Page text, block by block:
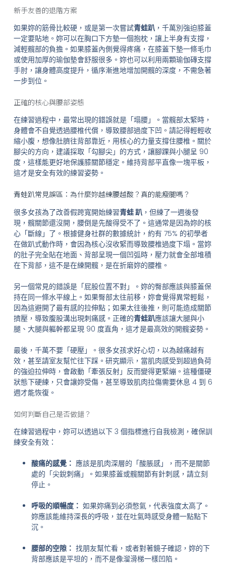
新手友善的退階方案
如果妳的筋骨比較硬，或是第一次嘗試青蛙趴，千萬別強迫膝蓋
一定要貼地。妳可以在胸口下方墊一個抱枕，讓上半身有支撐，
減輕髖部的負擔。如果膝蓋內側覺得疼痛，在膝蓋下墊一條毛巾
或使用加厚的瑜伽墊會舒服很多。妳也可以利用兩顆瑜伽磚支撐
手肘，讓身體高度提升，循序漸進地增加開髖的深度，不需急著
一步到位。
正確的核心與腰部姿態
在練習過程中，最常出現的錯誤就是「塌腰」。當髖部太緊時，
身體會不自覺透過腰椎代償，導致腰部過度下凹。請記得輕輕收
縮小腹，想像肚臍往背部靠近，用核心的力量支撐住腰椎。關於
腳尖的方向，建議採取「勾腳尖」的方式，讓腳踝與小腿呈 90
度，這樣能更好地保護膝關節穩定。維持背部平直像一塊平板，
這才是安全有效的練習姿勢。
青蛙趴常見誤區：為什麼妳越練腰越酸？真的能瘦腿嗎？
很多女孩為了改善假跨寬開始練習青蛙 趴，但練了一週後發
現，髖關節還沒開，腰倒是先酸得受不了。這通常是因為妳的核
心「斷線」了。根據健身社群的數據統計，約有 75% 的初學者
在做趴式動作時，會因為核心沒收緊而導致腰椎過度下塌。當妳
的肚子完全貼在地面、背部呈現一個凹弧時，壓力就會全部堆積
在下背部，這不是在練開髖，是在折磨妳的腰椎。
另一個常見的錯誤是「屁股位置不對」。妳的臀部應該與膝蓋保
持在同一條水平線上。如果臀部太往前移，妳會覺得異常輕鬆，
因為這避開了最有感的拉伸點；如果太往後推，則可能造成關節
擠壓，導致腹股溝出現刺痛感。正確的青蛙趴應該讓大腿與小
腿、大腿與軀幹都呈現 90 度直角，這才是最高效的開髖姿勢。
最後，千萬不要「硬壓」。很多女孩求好心切，以為越痛越有
效，甚至請室友幫忙往下踩。研究顯示，當肌肉感受到超過負荷
的強迫拉伸時，會啟動「牽張反射」反而變得更緊繃。這種僵硬
狀態下硬練，只會讓妳受傷，甚至導致肌肉拉傷需要休息 4 到 6
週才能恢復。
如何判斷自己是否做錯？
在練習過程中，妳可以透過以下 3 個指標進行自我檢測，確保訓
練安全有效：
酸痛的感覺： 應該是肌肉深層的「酸脹感」，而不是關節
處的「尖銳刺痛」。如果膝蓋或髖關節有針刺感，請立刻
停止。
呼吸的順暢度： 如果妳痛到必須憋氣，代表強度太高了。
妳應該能維持深長的呼吸，並在吐氣時感受身體一點點下
沉。
腰部的空隙： 找朋友幫忙看，或者對著鏡子確認，妳的下
背部應該是平坦的，而不是像溜滑梯一樣凹陷。